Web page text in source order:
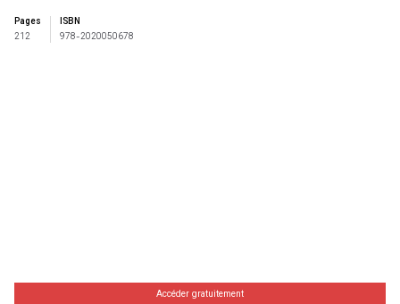
Pages
212
ISBN
978-2020050678
Accéder gratuitement